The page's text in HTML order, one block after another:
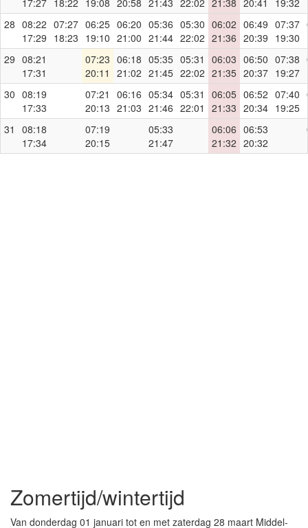
17:27 18:22 19:08 20:58 21:43 22:02 21:38 20:41
19:32
28 08:22
17:29
07:27
18:23
06:25
19:10
06:20
21:00
05:36
21:44
05:30
22:02
06:02
21:36
06:49
20:39
07:37
19:30
29 08:21
17:31
07:23
20:11
06:18
21:02
05:35
21:45
05:31
22:02
06:03
21:35
06:50
20:37
07:38
19:27
30 08:19
17:33
07:21
20:13
06:16
21:03
05:34
21:46
05:31
22:01
06:05
21:33
06:52
20:34
07:40
19:25
31
08:18
17:34
07:19
20:15
05:33
21:47
06:06
21:32
06:53
20:32
Zomertijd/wintertijd
Van donderdag 01 januari tot en met zaterdag 28 maart Middel-